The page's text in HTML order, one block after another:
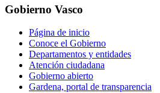
Gobierno Vasco
Página de inicio
Conoce el Gobierno
Departamentos y entidades
Atención ciudadana
Gobierno abierto
Gardena, portal de transparencia